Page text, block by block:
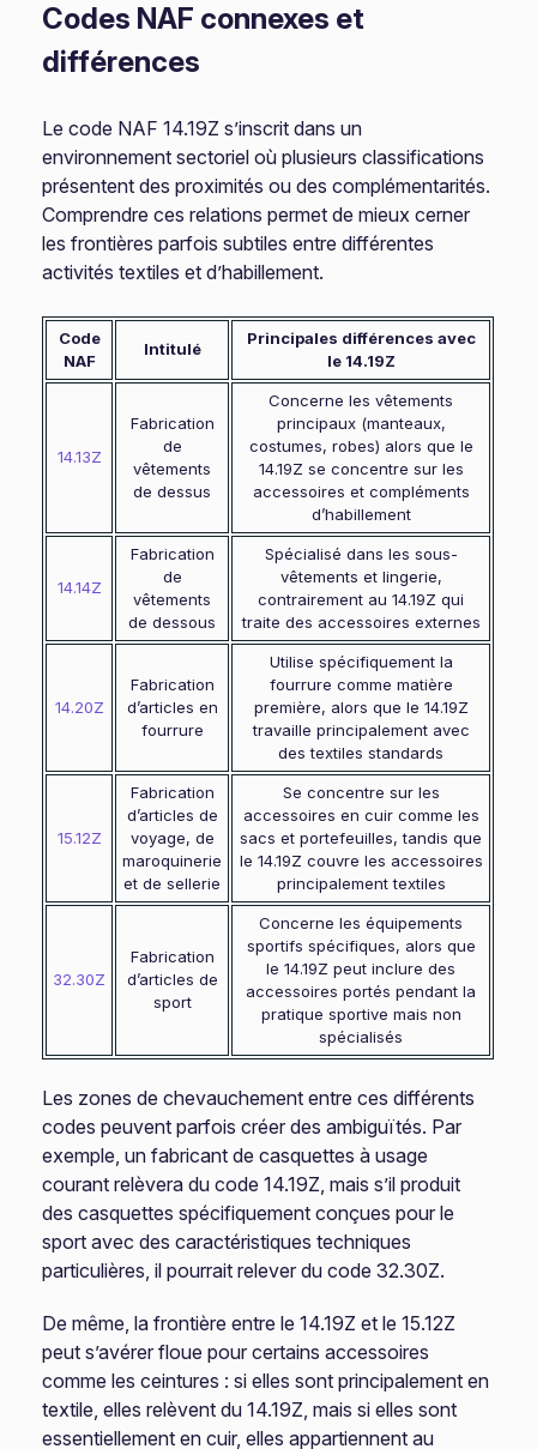
Codes NAF connexes et
différences
Le code NAF 14.19Z s’inscrit dans un
environnement sectoriel où plusieurs classifications
présentent des proximités ou des complémentarités.
Comprendre ces relations permet de mieux cerner
les frontières parfois subtiles entre différentes
activités textiles et d’habillement.
Code
NAF
Intitulé
Principales différences avec
le 14.19Z
14.13Z
Fabrication
de
vêtements
de dessus
Concerne les vêtements
principaux (manteaux,
costumes, robes) alors que le
14.19Z se concentre sur les
accessoires et compléments
d’habillement
14.14Z
Fabrication
de
vêtements
de dessous
Spécialisé dans les sous-
vêtements et lingerie,
contrairement au 14.19Z qui
traite des accessoires externes
14.20Z
Fabrication
d’articles en
fourrure
Utilise spécifiquement la
fourrure comme matière
première, alors que le 14.19Z
travaille principalement avec
des textiles standards
15.12Z
Fabrication
d’articles de
voyage, de
maroquinerie
et de sellerie
Se concentre sur les
accessoires en cuir comme les
sacs et portefeuilles, tandis que
le 14.19Z couvre les accessoires
principalement textiles
32.30Z
Fabrication
d’articles de
sport
Concerne les équipements
sportifs spécifiques, alors que
le 14.19Z peut inclure des
accessoires portés pendant la
pratique sportive mais non
spécialisés
Les zones de chevauchement entre ces différents
codes peuvent parfois créer des ambiguïtés. Par
exemple, un fabricant de casquettes à usage
courant relèvera du code 14.19Z, mais s’il produit
des casquettes spécifiquement conçues pour le
sport avec des caractéristiques techniques
particulières, il pourrait relever du code 32.30Z.
De même, la frontière entre le 14.19Z et le 15.12Z
peut s’avérer floue pour certains accessoires
comme les ceintures : si elles sont principalement en
textile, elles relèvent du 14.19Z, mais si elles sont
essentiellement en cuir, elles appartiennent au